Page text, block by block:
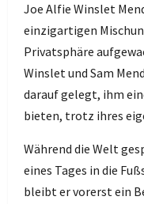
Joe Alfie Winslet
einzigartigen
Privatsphäre
Winslet und Sam
darauf gelegt, ihm
bieten, trotz ihres
Während die Welt
eines Tages in die
bleibt er vorerst ein